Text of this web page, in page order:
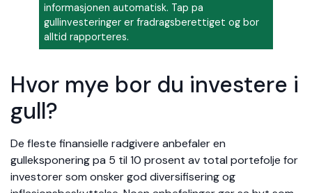
informasjonen automatisk. Tap pa
gullinvesteringer er fradragsberettiget og bor
alltid rapporteres.
Hvor mye bor du investere i
gull?
De fleste finansielle radgivere anbefaler en
gulleksponering pa 5 til 10 prosent av total portefolje for
investorer som onsker god diversifisering og